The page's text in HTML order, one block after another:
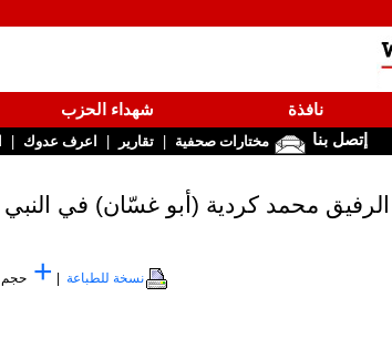
نافذة شهداء الحزب
إتصل بنا مختارات صحفية | تقارير | اعرف عدوك |
محمد كردية (أبو غسّان) في النبي
نسخة للطباعة + حجم